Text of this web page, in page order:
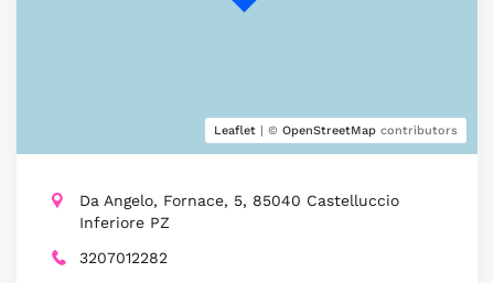
Leaflet | © OpenStreetMap contributors
Da Angelo, Fornace, 5, 85040 Castelluccio
Inferiore PZ
3207012282